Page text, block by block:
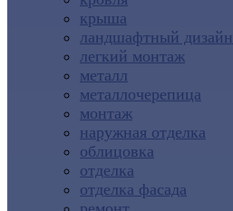
крыша
ландшафтный дизайн
легкий монтаж
металл
металлочерепица
монтаж
наружная отделка
облицовка
отделка
отделка фасада